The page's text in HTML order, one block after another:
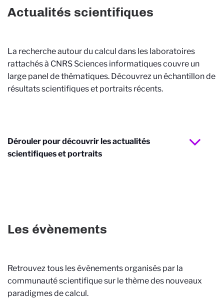
Actualités scientifiques
La recherche autour du calcul dans les laboratoires
rattachés à CNRS Sciences informatiques couvre un
large panel de thématiques. Découvrez un échantillon de
résultats scientifiques et portraits récents.
Dérouler pour découvrir les actualités
scientifiques et portraits
Les évènements
Retrouvez tous les évènements organisés par la
communauté scientifique sur le thème des nouveaux
paradigmes de calcul.